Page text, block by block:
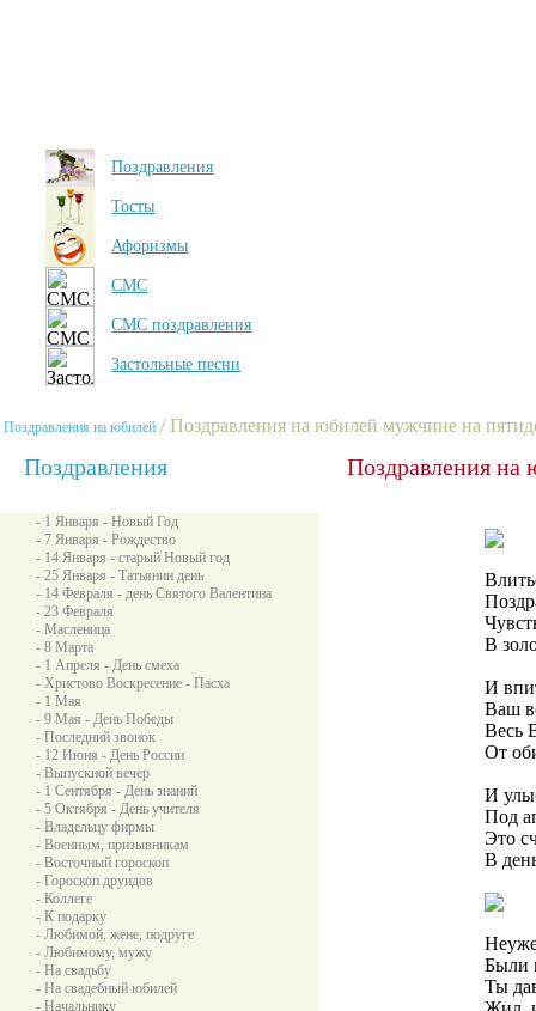
Поздравления
Тосты
Афоризмы
СМС
СМС поздравления
Застольные песни
Поздравления на юбилей / Поздравления на юбилей мужчине на
Поздравления
- 1 Января - Новый Год
- 7 Января - Рождество
- 14 Января - старый Новый год
- 25 Января - Татьянин день
- 14 Февраля - день Святого Валентина
- 23 Февраля
- Масленица
- 8 Марта
- 1 Апреля - День смеха
- Христово Воскресение - Пасха
- 1 Мая
- 9 Мая - День Победы
- Последний звонок
- 12 Июня - День России
- Выпускной вечер
- 1 Сентября - День знаний
- 5 Октября - День учителя
- Владельцу фирмы
- Военным, призывникам
- Восточный гороскоп
- Гороскоп друидов
- Коллеге
- К подарку
- Любимой, жене, подруге
- Любимому, мужу
- На свадьбу
- На свадебный юбилей
- Начальнику
Поздравления на
В
И
Ваш
Весь
От
И
Под
Это
В
Были
Ты